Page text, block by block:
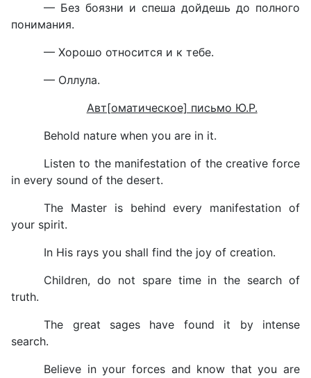
— Без боязни и спеша дойдешь до полного
понимания.
— Хорошо относится и к тебе.
— Оллула.
Авт[оматическое] письмо Ю.Р.
Behold nature when you are in it.
Listen to the manifestation of the creative force
in every sound of the desert.
The Master is behind every manifestation of
your spirit.
In His rays you shall find the joy of creation.
Children, do not spare time in the search of
truth.
The great sages have found it by intense
search.
Believe in your forces and know that you are